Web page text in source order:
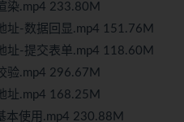
染.mp4 233.80M
址-数据回显.mp4 151.76M
址-提交表单.mp4 118.60M
验.mp4 296.67M
址.mp4 168.25M
本使用.mp4 230.88M